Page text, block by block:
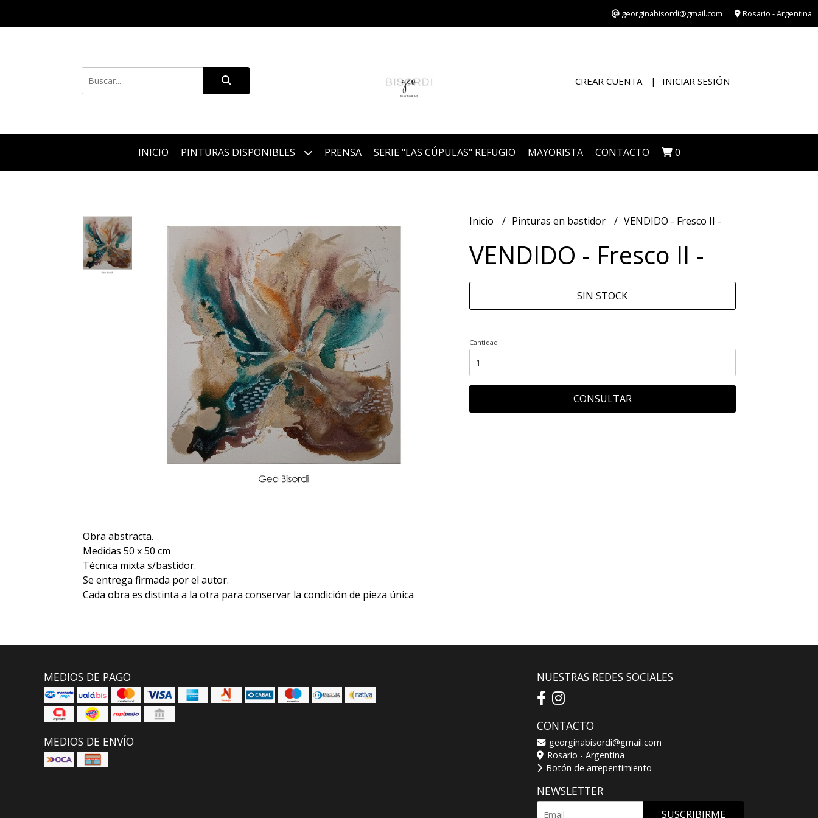
georginabisordi@gmail.com Rosario - Argentina
CREAR CUENTA INICIAR SESIÓN
INICIO PINTURAS DISPONIBLES PRENSA SERIE "LAS CÚPULAS" REFUGIO MAYORISTA CONTACTO 0
Obra abstracta.
Medidas 50 x 50 cm
Técnica mixta s/bastidor.
Se entrega firmada por el autor.
Cada obra es distinta a la otra para conservar la condición de pieza única
Inicio Pinturas en bastidor VENDIDO - Fresco II -
VENDIDO - Fresco II -
SIN STOCK
Cantidad
CONSULTAR
MEDIOS DE PAGO
MEDIOS DE ENVÍO
NUESTRAS REDES SOCIALES
CONTACTO
georginabisordi@gmail.com
Rosario - Argentina
Botón de arrepentimiento
NEWSLETTER
SUSCRIBIRME